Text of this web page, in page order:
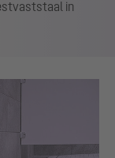
in